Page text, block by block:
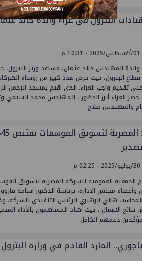
البترول في عزاء والدة خالد
المهندس خالد عثمان، مساعد وزير البترول،
البترول، حيث حرص عدد كبير من رؤساء
تقديم واجب العزاء. الذي اقيم بمسجد الرحمن
العزاء أبرز الحضور ، المهندس محمد الشيمي
والمهندس صلاح
الجمعية العمومية للشركة المصرية لتسويق
وأعضاء مجلس الإدارة، برئاسة الدكتور أسامة
هاني الزهيري الرئيس التنفيذي للشركة.
الأعمال ، حيث أشاد المساهمون بالأداء
دعمهم الكامل
المارد القادم في وزارة البترول